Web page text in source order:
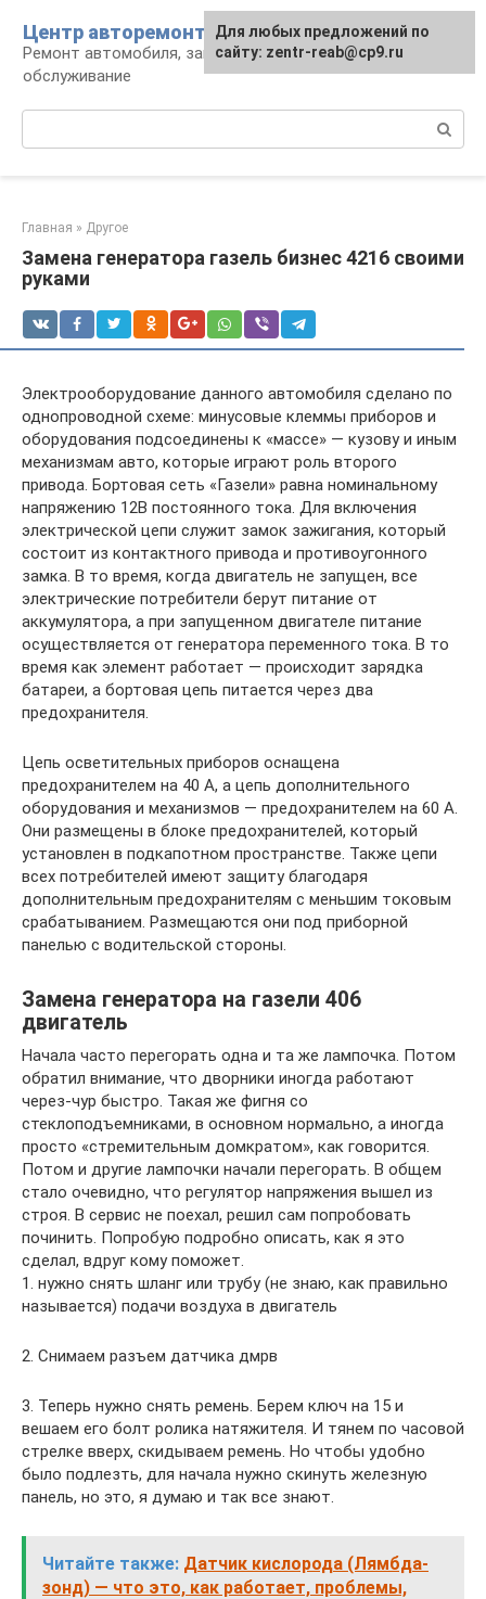
контенту
Центр авторемонта
Ремонт автомобиля, запчасти и
обслуживание
Главная » Другое
Замена генератора газель бизнес 4216 своими
руками
Электрооборудование данного автомобиля сделано по
однопроводной схеме: минусовые клеммы приборов и
оборудования подсоединены к «массе» — кузову и иным
механизмам авто, которые играют роль второго
привода. Бортовая сеть «Газели» равна номинальному
напряжению 12В постоянного тока. Для включения
электрической цепи служит замок зажигания, который
состоит из контактного привода и противоугонного
замка. В то время, когда двигатель не запущен, все
электрические потребители берут питание от
аккумулятора, а при запущенном двигателе питание
осуществляется от генератора переменного тока. В то
время как элемент работает — происходит зарядка
батареи, а бортовая цепь питается через два
предохранителя.
Цепь осветительных приборов оснащена
предохранителем на 40 А, а цепь дополнительного
оборудования и механизмов — предохранителем на 60 А.
Они размещены в блоке предохранителей, который
установлен в подкапотном пространстве. Также цепи
всех потребителей имеют защиту благодаря
дополнительным предохранителям с меньшим токовым
срабатыванием. Размещаются они под приборной
панелью с водительской стороны.
Замена генератора на газели 406
двигатель
Начала часто перегорать одна и та же лампочка. Потом
обратил внимание, что дворники иногда работают
через-чур быстро. Такая же фигня со
стеклоподъемниками, в основном нормально, а иногда
просто «стремительным домкратом», как говорится.
Потом и другие лампочки начали перегорать. В общем
стало очевидно, что регулятор напряжения вышел из
строя. В сервис не поехал, решил сам попробовать
починить. Попробую подробно описать, как я это
сделал, вдруг кому поможет.
1. нужно снять шланг или трубу (не знаю, как правильно
называется) подачи воздуха в двигатель
2. Снимаем разъем датчика дмрв
3. Теперь нужно снять ремень. Берем ключ на 15 и
вешаем его болт ролика натяжителя. И тянем по часовой
стрелке вверх, скидываем ремень. Но чтобы удобно
было подлезть, для начала нужно скинуть железную
панель, но это, я думаю и так все знают.
Читайте также: Датчик кислорода (Лямбда-
зонд) — что это, как работает, проблемы,
Для любых предложений по
сайту: zentr-reab@cp9.ru